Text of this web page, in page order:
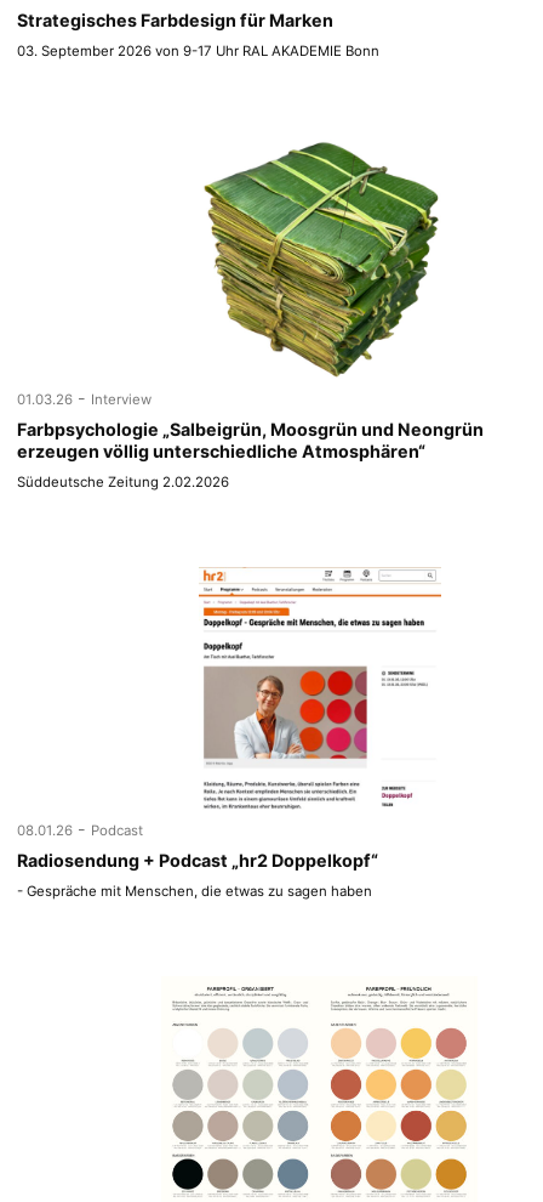
Strategisches Farbdesign für Marken
03. September 2026 von 9-17 Uhr RAL AKADEMIE Bonn
01.03.26 - Interview
Farbpsychologie „Salbeigrün, Moosgrün und Neongrün
erzeugen völlig unterschiedliche Atmosphären“
Süddeutsche Zeitung 2.02.2026
08.01.26 - Podcast
Radiosendung + Podcast „hr2 Doppelkopf“
- Gespräche mit Menschen, die etwas zu sagen haben